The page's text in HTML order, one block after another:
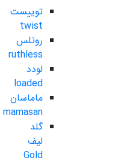
توییست
twist
روتلس
ruthless
لودد
loaded
ماماسان
mamasan
گلد
لیف
Gold